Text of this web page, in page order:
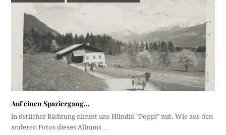
Auf einen Spaziergang…
in östlicher Richtung nimmt uns Hündin "Poppi" mit. Wie aus den
anderen Fotos dieses Albums…